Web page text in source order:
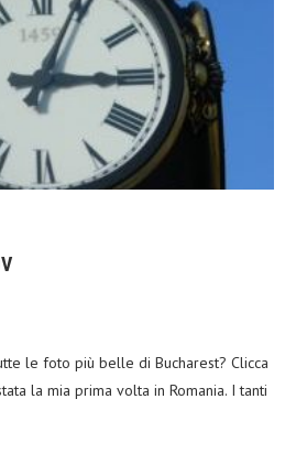
le foto più belle di Bucharest? Clicca
la mia prima volta in Romania. I tanti